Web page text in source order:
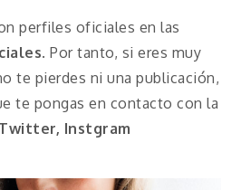
perfiles oficiales en las
. Por tanto, si eres muy
te pierdes ni una publicación,
te pongas en contacto con la
Twitter, Instgram